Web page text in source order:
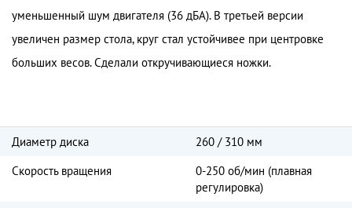
уменьшенный шум двигателя (36 дБА). В третьей версии
увеличен размер стола, круг стал устойчивее при центровке
больших весов. Сделали откручивающиеся ножки.
Диаметр диска
260 / 310 мм
Скорость вращения
0-250 об/мин (плавная
регулировка)